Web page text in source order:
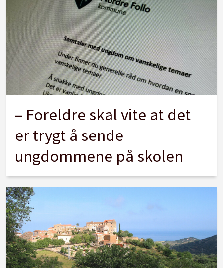
– Foreldre skal vite at det
er trygt å sende
ungdommene på skolen